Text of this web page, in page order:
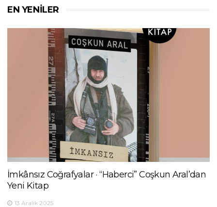
EN YENILER
İmkânsız Coğrafyalar · “Haberci” Coşkun Aral’dan
Yeni Kitap
13 Aralık 2025